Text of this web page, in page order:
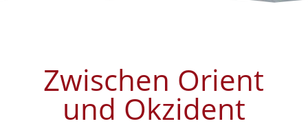
Zwischen Orient
und Okzident